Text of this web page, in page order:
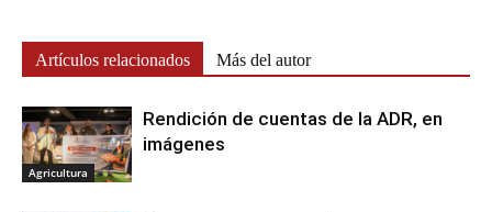
Artículos relacionados Más del autor
Agricultura
Rendición de cuentas de la ADR, en
imágenes